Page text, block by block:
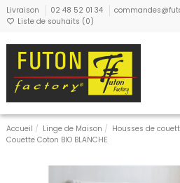
Livraison 02 48 52 01 34
Liste de souhaits (0)
Accueil Linge de Maison Housses de
Couette Coton BIO BLANCHE